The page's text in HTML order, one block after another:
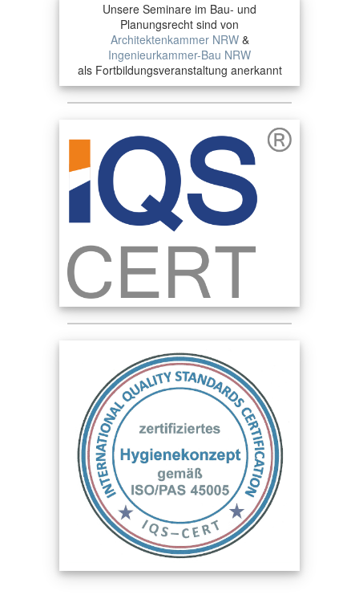
Unsere Seminare im Bau- und
Planungsrecht sind von
Architektenkammer NRW&
Ingenieurkammer-Bau NRW
als Fortbildungsveranstaltung anerkannt